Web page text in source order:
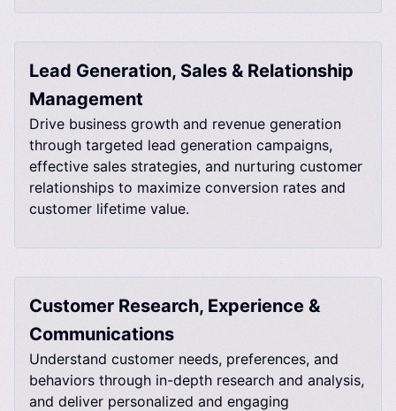
Lead Generation, Sales & Relationship
Management​​​​‌ ‍ ​‍​‍‌‍ ‌ ​‍‌‍‍‌‌‍‌ ‌‍‍‌‌‍ ‍​‍​‍​ ‍‍​‍​‍‌ ​ ‌‍​‌‌‍ ‍‌‍‍‌‌ ‌​‌ ‍‌​‍ ‍‌‍‍‌‌‍ ​‍​‍​‍ ​​‍​‍‌‍‍​‌ ​‍‌‍‌‌‌‍‌‍​‍​‍​ ‍‍​‍​‍‌‍‍​‌ ‌​‌ ‌​‌ ​​‌ ​ ​ ‍‍​‍ ​‍ ‌‍​‌‌ ​​‌ ​​‌ ​ ‌‍ ‌‍ ​‌ ‌‌‌ ‌​‌‍‌‌‌‍ ​‌ ‍‌​‍ ‌‌‍‌​‌‍‌‌‌ ‌‍​‍ ‍‌ ​ ‌‍​‌‌‍ ‍‌‍‍‌‌ ‌​‌ ‍‌​‍ ‍‌ ​ ‌ ‌​‌ ‌‌‌‍‌​‌‍‍‌‌‍ ​‍ ‌‍‍‌‌‍ ‍‌ ‌​‌‍‌‌‌‍ ‍‌ ‌​​‍ ‌‍‌‌‌‍‌​‌‍‍‌‌ ‌​​‍ ‌‍ ‌‌‍ ‌‍‌​‌‍‌‌​ ‌‌ ​​‌ ​‍‌‍‌‌‌ ​ ‌‍‌‌‌‍ ‍‌ ‌​‌‍​‌‌ ‌​‌‍‍‌‌‍ ‌‍ ‍​ ‍ ‌‍‍‌‌‍‌​​ ‌‌‍‌‍‌‍‌​​ ‍‌​ ​​‌‍​‍‌‍​‌​ ​‌‌‍‌​​‍ ‌‌‍‌‍‌‍​ ‌‍​‌​ ‍​​‍ ‌​ ‌​​ ‌‌​ ​ ​ ‌ ​‍ ‌‌‍​‍​ ​ ​ ​​​ ‌​​‍ ‌​ ​ ​ ​ ‌‍‌​‌‍​ ​ ‌ ‌‍‌‌​ ‍​‌‍‌‌​ ‌​​ ‌​​ ​ ​ ‌ ​ ‍ ‌ ‌​‌ ‍‌‌ ​​‌‍‌‌​ ‌‌ ​ ‌‍‌‌‌ ​‍‌ ‌‍‌‍‍‌‌‍​ ‌‍‌‌‌ ​ ​ ‍ ‌ ​​‌‍​‌‌ ‌​‌‍‍​​ ‌‌ ‌​‌‍‍‌‌ ‌​‌‍ ​‌‍‌‌​ ‌‍​‍‌‍​‌‌ ​ ‌‍‌‌‌‌‌‌‌ ​‍‌‍ ​​ ‌‌‍‍​‌ ‌​‌ ‌​‌ ​​‌ ​ ​‍‌‌​ ​ ‌​​‌​‍‌‌​ ​‍‌​‌‍​‍‌‌​ ​‍‌​‌‍‌‍​‌‌ ​​‌ ​​‌ ​ ‌‍ ‌‍ ​‌ ‌‌‌ ‌​‌‍‌‌‌‍ ​‌ ‍‌​‍ ‌‌‍‌​‌‍‌‌‌ ‌‍​‍ ‍‌ ​ ‌‍​‌‌‍ ‍‌‍‍‌‌ ‌​‌ ‍‌​‍ ‍‌ ​ ‌ ‌​‌ ‌‌‌‍‌​‌‍‍‌‌‍ ​‍‌‍‌‍‍‌‌‍‌​​ ‌‌‍‌‍‌‍‌​​ ‍‌​ ​​‌‍​‍‌‍​‌​ ​‌‌‍‌​​‍ ‌‌‍‌‍‌‍​ ‌‍​‌​ ‍​​‍ ‌​ ‌​​ ‌‌​ ​ ​ ‌ ​‍ ‌‌‍​‍​ ​ ​ ​​​ ‌​​‍ ‌​ ​ ​ ​ ‌‍‌​‌‍​ ​ ‌ ‌‍‌‌​ ‍​‌‍‌‌​ ‌​​ ‌​​ ​ ​ ‌ ​‍‌‍‌ ‌​‌ ‍‌‌ ​​‌‍‌‌​ ‌‌ ​ ‌‍‌‌‌ ​‍‌ ‌‍‌‍‍‌‌‍​ ‌‍‌‌‌ ​ ​‍‌‍‌ ​​‌‍​‌‌ ‌​‌‍‍​​ ‌‌ ‌​‌‍‍‌‌ ‌​‌‍ ​‌‍‌‌​‍​‍‌ ‌
Drive business growth and revenue generation
through targeted lead generation campaigns,
effective sales strategies, and nurturing customer
relationships to maximize conversion rates and
customer lifetime value.​​​​‌ ‍ ​‍​‍‌‍ ‌ ​‍‌‍‍‌‌‍‌ ‌‍‍‌‌‍ ‍​‍​‍​ ‍‍​‍​‍‌ ​ ‌‍​‌‌‍ ‍‌‍‍‌‌ ‌​‌ ‍‌​‍ ‍‌‍‍‌‌‍ ​‍​‍​‍ ​​‍​‍‌‍‍​‌ ​‍‌‍‌‌‌‍‌‍​‍​‍​ ‍‍​‍​‍‌‍‍​‌ ‌​‌ ‌​‌ ​​‌ ​ ​ ‍‍​‍ ​‍ ‌‍​‌‌ ​​‌ ​​‌ ​ ‌‍ ‌‍ ​‌ ‌‌‌ ‌​‌‍‌‌‌‍ ​‌ ‍‌​‍ ‌‌‍‌​‌‍‌‌‌ ‌‍​‍ ‍‌ ​ ‌‍​‌‌‍ ‍‌‍‍‌‌ ‌​‌ ‍‌​‍ ‍‌ ​ ‌ ‌​‌ ‌‌‌‍‌​‌‍‍‌‌‍ ​‍ ‌‍‍‌‌‍ ‍‌ ‌​‌‍‌‌‌‍ ‍‌ ‌​​‍ ‌‍‌‌‌‍‌​‌‍‍‌‌ ‌​​‍ ‌‍ ‌‌‍ ‌‍‌​‌‍‌‌​ ‌‌ ​​‌ ​‍‌‍‌‌‌ ​ ‌‍‌‌‌‍ ‍‌ ‌​‌‍​‌‌ ‌​‌‍‍‌‌‍ ‌‍ ‍​ ‍ ‌‍‍‌‌‍‌​​ ‌‌‍‌‍‌‍‌​​ ‍‌​ ​​‌‍​‍‌‍​‌​ ​‌‌‍‌​​‍ ‌‌‍‌‍‌‍​ ‌‍​‌​ ‍​​‍ ‌​ ‌​​ ‌‌​ ​ ​ ‌ ​‍ ‌‌‍​‍​ ​ ​ ​​​ ‌​​‍ ‌​ ​ ​ ​ ‌‍‌​‌‍​ ​ ‌ ‌‍‌‌​ ‍​‌‍‌‌​ ‌​​ ‌​​ ​ ​ ‌ ​ ‍ ‌ ‌​‌ ‍‌‌ ​​‌‍‌‌​ ‌‌ ​ ‌‍‌‌‌ ​‍‌ ‌‍‌‍‍‌‌‍​ ‌‍‌‌‌ ​ ​ ‍ ‌ ​​‌‍​‌‌ ‌​‌‍‍​​ ‌‌ ​ ‌ ‌‌‌‍ ‌‌‍ ‌‌‍​‌‌ ​‍‌ ‍‌​ ‌‍​‍‌‍​‌‌ ​ ‌‍‌‌‌‌‌‌‌ ​‍‌‍ ​​ ‌‌‍‍​‌ ‌​‌ ‌​‌ ​​‌ ​ ​‍‌‌​ ​ ‌​​‌​‍‌‌​ ​‍‌​‌‍​‍‌‌​ ​‍‌​‌‍‌‍​‌‌ ​​‌ ​​‌ ​ ‌‍ ‌‍ ​‌ ‌‌‌ ‌​‌‍‌‌‌‍ ​‌ ‍‌​‍ ‌‌‍‌​‌‍‌‌‌ ‌‍​‍ ‍‌ ​ ‌‍​‌‌‍ ‍‌‍‍‌‌ ‌​‌ ‍‌​‍ ‍‌ ​ ‌ ‌​‌ ‌‌‌‍‌​‌‍‍‌‌‍ ​‍‌‍‌‍‍‌‌‍‌​​ ‌‌‍‌‍‌‍‌​​ ‍‌​ ​​‌‍​‍‌‍​‌​ ​‌‌‍‌​​‍ ‌‌‍‌‍‌‍​ ‌‍​‌​ ‍​​‍ ‌​ ‌​​ ‌‌​ ​ ​ ‌ ​‍ ‌‌‍​‍​ ​ ​ ​​​ ‌​​‍ ‌​ ​ ​ ​ ‌‍‌​‌‍​ ​ ‌ ‌‍‌‌​ ‍​‌‍‌‌​ ‌​​ ‌​​ ​ ​ ‌ ​‍‌‍‌ ‌​‌ ‍‌‌ ​​‌‍‌‌​ ‌‌ ​ ‌‍‌‌‌ ​‍‌ ‌‍‌‍‍‌‌‍​ ‌‍‌‌‌ ​ ​‍‌‍‌ ​​‌‍​‌‌ ‌​‌‍‍​​ ‌‌ ​ ‌ ‌‌‌‍ ‌‌‍ ‌‌‍​‌‌ ​‍‌ ‍‌​‍​‍‌ ‌
Customer Research, Experience &
Communications​​​​‌ ‍ ​‍​‍‌‍ ‌ ​‍‌‍‍‌‌‍‌ ‌‍‍‌‌‍ ‍​‍​‍​ ‍‍​‍​‍‌ ​ ‌‍​‌‌‍ ‍‌‍‍‌‌ ‌​‌ ‍‌​‍ ‍‌‍‍‌‌‍ ​‍​‍​‍ ​​‍​‍‌‍‍​‌ ​‍‌‍‌‌‌‍‌‍​‍​‍​ ‍‍​‍​‍‌‍‍​‌ ‌​‌ ‌​‌ ​​‌ ​ ​ ‍‍​‍ ​‍ ‌‍​‌‌ ​​‌ ​​‌ ​ ‌‍ ‌‍ ​‌ ‌‌‌ ‌​‌‍‌‌‌‍ ​‌ ‍‌​‍ ‌‌‍‌​‌‍‌‌‌ ‌‍​‍ ‍‌ ​ ‌‍​‌‌‍ ‍‌‍‍‌‌ ‌​‌ ‍‌​‍ ‍‌ ​ ‌ ‌​‌ ‌‌‌‍‌​‌‍‍‌‌‍ ​‍ ‌‍‍‌‌‍ ‍‌ ‌​‌‍‌‌‌‍ ‍‌ ‌​​‍ ‌‍‌‌‌‍‌​‌‍‍‌‌ ‌​​‍ ‌‍ ‌‌‍ ‌‍‌​‌‍‌‌​ ‌‌ ​​‌ ​‍‌‍‌‌‌ ​ ‌‍‌‌‌‍ ‍‌ ‌​‌‍​‌‌ ‌​‌‍‍‌‌‍ ‌‍ ‍​ ‍ ‌‍‍‌‌‍‌​​ ‌​ ‌ ‌‍‌‍‌‍​‍​ ​‍‌‍​‍​ ‍‌‌‍‌​​ ‌​​‍ ‌​ ​​‌‍​‌​ ‌‌​ ​​​‍ ‌​ ‌​‌‍‌‌‌‍‌‍‌‍‌‍​‍ ‌‌‍​‌​ ‍‌​ ​‌‌‍‌‌​‍ ‌‌‍​‍​ ‌ ‌‍‌‌​ ‌ ‌‍​‍​ ​‌​ ‌‌‌‍​‍‌‍​ ​ ‍​​ ‌ ​ ​‍​ ‍ ‌ ‌​‌ ‍‌‌ ​​‌‍‌‌​ ‌‌ ​ ‌‍‌‌‌ ​‍‌ ‌‍‌‍‍‌‌‍​ ‌‍‌‌‌ ​ ​ ‍ ‌ ​​‌‍​‌‌ ‌​‌‍‍​​ ‌‌ ‌​‌‍‍‌‌ ‌​‌‍ ​‌‍‌‌​ ‌‍​‍‌‍​‌‌ ​ ‌‍‌‌‌‌‌‌‌ ​‍‌‍ ​​ ‌‌‍‍​‌ ‌​‌ ‌​‌ ​​‌ ​ ​‍‌‌​ ​ ‌​​‌​‍‌‌​ ​‍‌​‌‍​‍‌‌​ ​‍‌​‌‍‌‍​‌‌ ​​‌ ​​‌ ​ ‌‍ ‌‍ ​‌ ‌‌‌ ‌​‌‍‌‌‌‍ ​‌ ‍‌​‍ ‌‌‍‌​‌‍‌‌‌ ‌‍​‍ ‍‌ ​ ‌‍​‌‌‍ ‍‌‍‍‌‌ ‌​‌ ‍‌​‍ ‍‌ ​ ‌ ‌​‌ ‌‌‌‍‌​‌‍‍‌‌‍ ​‍‌‍‌‍‍‌‌‍‌​​ ‌​ ‌ ‌‍‌‍‌‍​‍​ ​‍‌‍​‍​ ‍‌‌‍‌​​ ‌​​‍ ‌​ ​​‌‍​‌​ ‌‌​ ​​​‍ ‌​ ‌​‌‍‌‌‌‍‌‍‌‍‌‍​‍ ‌‌‍​‌​ ‍‌​ ​‌‌‍‌‌​‍ ‌‌‍​‍​ ‌ ‌‍‌‌​ ‌ ‌‍​‍​ ​‌​ ‌‌‌‍​‍‌‍​ ​ ‍​​ ‌ ​ ​‍​‍‌‍‌ ‌​‌ ‍‌‌ ​​‌‍‌‌​ ‌‌ ​ ‌‍‌‌‌ ​‍‌ ‌‍‌‍‍‌‌‍​ ‌‍‌‌‌ ​ ​‍‌‍‌ ​​‌‍​‌‌ ‌​‌‍‍​​ ‌‌ ‌​‌‍‍‌‌ ‌​‌‍ ​‌‍‌‌​‍​‍‌ ‌
Understand customer needs, preferences, and
behaviors through in-depth research and analysis,
and deliver personalized and engaging